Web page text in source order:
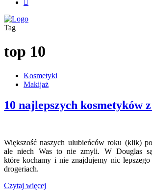
Tag
top 10
Kosmetyki
Makijaż
10 najlepszych kosmetyków
Większość naszych ulubieńców roku (klik)
ale niech Was to nie zmyli. W Douglas
które kochamy i nie znajdujemy nic
drogeriach.
Czytaj więcej